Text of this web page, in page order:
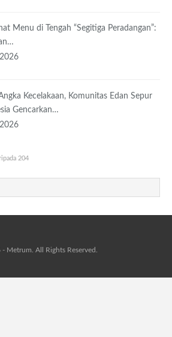
Menu di Tengah “Segitiga Peradangan”:
Angka Kecelakaan, Komunitas Edan Sepur
Gencarkan…
204
Metrum. All Rights Reserved.